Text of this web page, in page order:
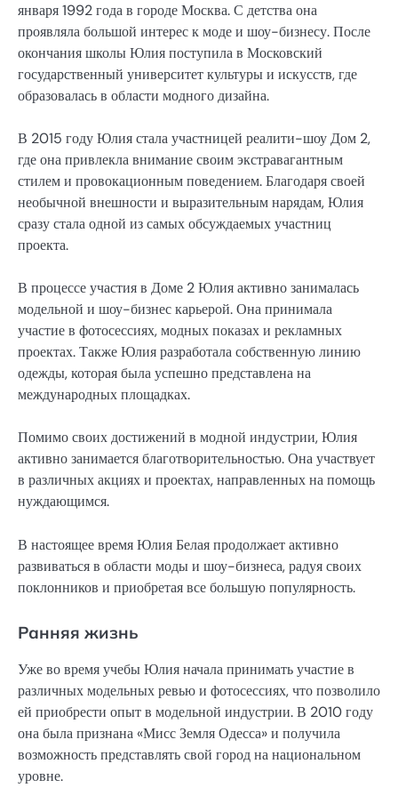
января 1992 года в городе Москва. С детства она
проявляла большой интерес к моде и шоу-бизнесу. После
окончания школы Юлия поступила в Московский
государственный университет культуры и искусств, где
образовалась в области модного дизайна.
В 2015 году Юлия стала участницей реалити-шоу Дом 2,
где она привлекла внимание своим экстравагантным
стилем и провокационным поведением. Благодаря своей
необычной внешности и выразительным нарядам, Юлия
сразу стала одной из самых обсуждаемых участниц
проекта.
В процессе участия в Доме 2 Юлия активно занималась
модельной и шоу-бизнес карьерой. Она принимала
участие в фотосессиях, модных показах и рекламных
проектах. Также Юлия разработала собственную линию
одежды, которая была успешно представлена на
международных площадках.
Помимо своих достижений в модной индустрии, Юлия
активно занимается благотворительностью. Она участвует
в различных акциях и проектах, направленных на помощь
нуждающимся.
В настоящее время Юлия Белая продолжает активно
развиваться в области моды и шоу-бизнеса, радуя своих
поклонников и приобретая все большую популярность.
Ранняя жизнь
Уже во время учебы Юлия начала принимать участие в
различных модельных ревью и фотосессиях, что позволило
ей приобрести опыт в модельной индустрии. В 2010 году
она была признана «Мисс Земля Одесса» и получила
возможность представлять свой город на национальном
уровне.